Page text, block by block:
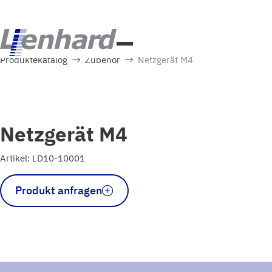
Produktekatalog Zubehör Netzgerät M4
Netzgerät M4
Artikel: LD10-10001
Netzgerät
M4
Menge
Produkt anfragen